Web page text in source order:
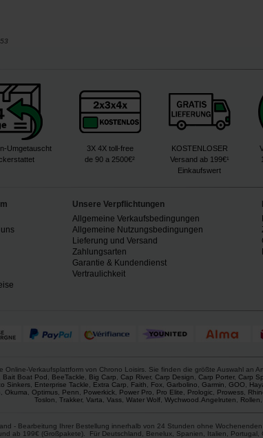
Umgetauscht
3X 4X toll-free
de 90 a 2500€²
KOSTENLOSER
Versand ab 199€¹
Einkaufswert
Unsere Verpflichtungen
Allgemeine Verkaufsbedingungen
Allgemeine Nutzungsbedingungen
Lieferung und Versand
Zahlungsarten
Garantie & Kundendienst
Vertraulichkeit
Online-Verkaufsplattform von Chrono Loisirs. Sie finden die größte Auswahl an
Bait Boat Pod , BeeTackle, Big Carp, Cap River, Carp Design, Carp Porter, Carp
Sinkers, Enterprise Tackle, Extra Carp, Faith, Fox, Garbolino, Garmin, GOO,
, Okuma, Optimus, Penn, Powerkick, Power Pro, Pro Elite, Prologic, Prowess,
Toslon, Trakker, Varta, Vass, Water Wolf, Wychwood .Angelruten, Rollen,
- Bearbeitung Ihrer Bestellung innerhalb von 24 Stunden ohne
ab 199€ (Großpakete). Für Deutschland, Benelux, Spanien, Italien,